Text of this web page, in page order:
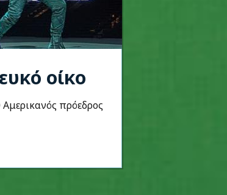
οίκο
πρόεδρος